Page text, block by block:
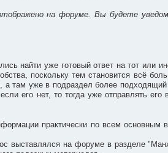
на форуме. Вы будете
найти уже готовый ответ на тот или
поскольку тем становится всё
там уже в подраздел более подходящий
его нет, то тогда уже отправлять его
практически по всем
выставлялся на форуме в разделе